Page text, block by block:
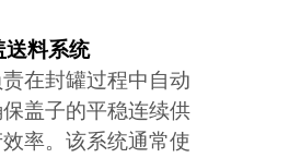
送料系统
在封罐过程中自动
盖子的平稳连续供
率。该系统通常使